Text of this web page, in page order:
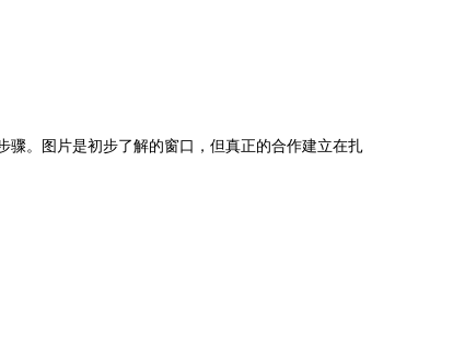
。图片是初步了解的窗口，但真正的合作建立在扎